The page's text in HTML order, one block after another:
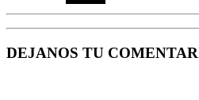
DEJANOS TU